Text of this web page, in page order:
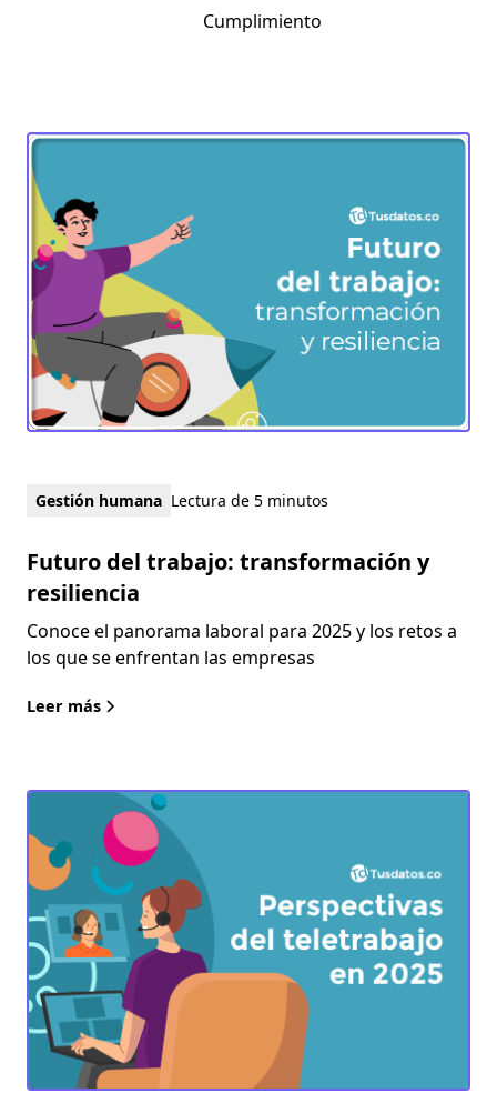
Cumplimiento
Gestión humana Lectura de 5 minutos
Futuro del trabajo: transformación y
resiliencia
Conoce el panorama laboral para 2025 y los retos a
los que se enfrentan las empresas
Leer más